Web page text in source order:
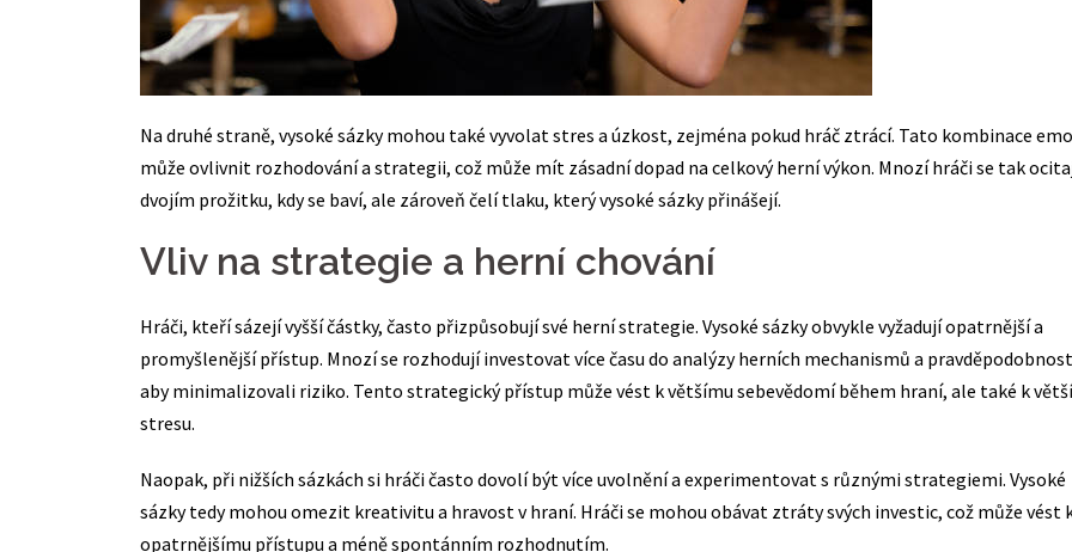
Na druhé straně, vysoké sázky mohou také vyvolat stres a úzkost, zejména pokud hráč ztrácí. Tato kombinace
může ovlivnit rozhodování a strategii, což může mít zásadní dopad na celkový herní výkon. Mnozí hráči se tak
dvojím prožitku, kdy se baví, ale zároveň čelí tlaku, který vysoké sázky přinášejí.
Vliv na strategie a herní chování
Hráči, kteří sázejí vyšší částky, často přizpůsobují své herní strategie. Vysoké sázky obvykle vyžadují opatrnější a
promyšlenější přístup. Mnozí se rozhodují investovat více času do analýzy herních mechanismů a
aby minimalizovali riziko. Tento strategický přístup může vést k většímu sebevědomí během hraní, ale také k
stresu.
Naopak, při nižších sázkách si hráči často dovolí být více uvolnění a experimentovat s různými strategiemi. Vysoké
sázky tedy mohou omezit kreativitu a hravost v hraní. Hráči se mohou obávat ztráty svých investic, což může vést
opatrnějšímu přístupu a méně spontánním rozhodnutím.